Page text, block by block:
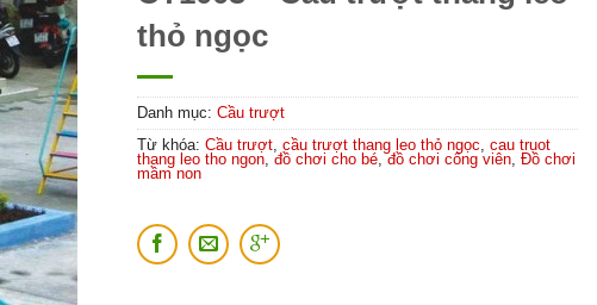
thỏ ngọc
Danh mục: Cầu trượt
Từ khóa: Cầu trượt cầu trượt thang leo thỏ ngọc cau truot
thang leo tho ngon đồ chơi cho bé ,đồ chơi công viên Đồ chơi
mầm non